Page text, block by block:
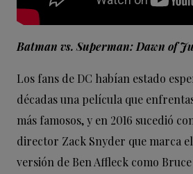
Batman vs. Superman: Dawn of
Los fans de DC habían estado
décadas una película que
más famosos, y en 2016 sucedió
director Zack Snyder que marca
versión de Ben Affleck como